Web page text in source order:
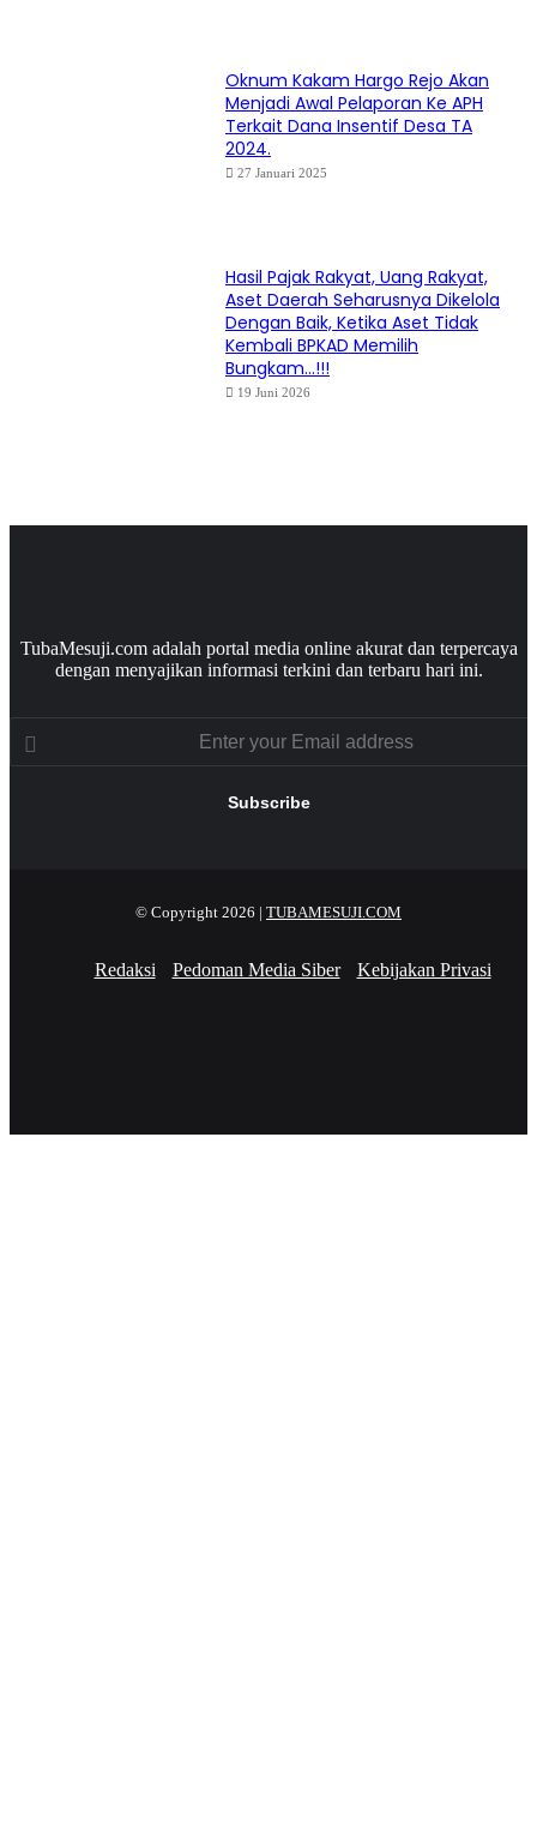
Oknum Kakam Hargo Rejo Akan
Menjadi Awal Pelaporan Ke APH
Terkait Dana Insentif Desa TA
2024.
27 Januari 2025
Hasil Pajak Rakyat, Uang Rakyat,
Aset Daerah Seharusnya Dikelola
Dengan Baik, Ketika Aset Tidak
Kembali BPKAD Memilih
Bungkam…!!!
19 Juni 2026
TubaMesuji.com adalah portal media online akurat dan terpercaya
dengan menyajikan informasi terkini dan terbaru hari ini.
your
© Copyright 2026 | TUBAMESUJI.COM
Redaksi Pedoman Media Siber Kebijakan Privasi